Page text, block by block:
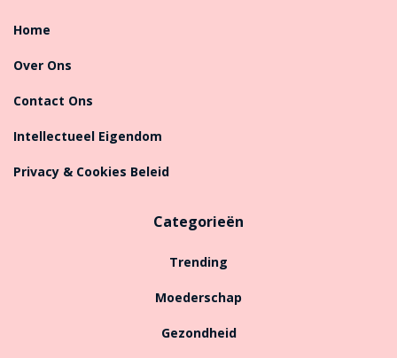
Home
Over Ons
Contact Ons
Intellectueel Eigendom
Privacy & Cookies Beleid
Categorieën
Trending
Moederschap
Gezondheid